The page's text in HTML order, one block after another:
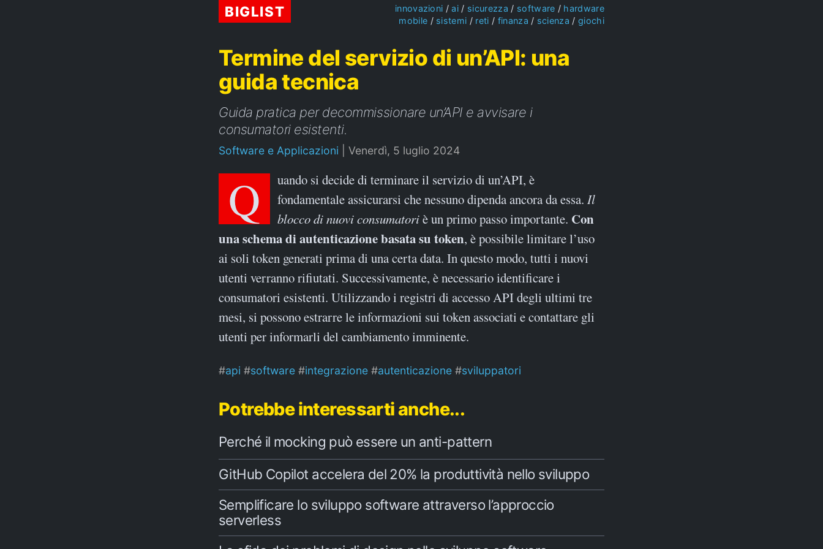
BIGLIST innovazioni ai sicurezza software
hardware
mobile
sistemi reti finanza scienza giochi
Termine del servizio di un’API: una
guida tecnica
Guida pratica per decommissionare un’API e avvisare i
consumatori esistenti.
Software e Applicazioni Venerdì, 5 luglio 2024
Q
uando si decide di terminare il servizio di un’API, è
fondamentale assicurarsi che nessuno dipenda ancora da essa. Il
blocco di nuovi consumatoriè un primo passo importante. Con
una schema di autenticazione basata su token, è possibile limitare l’uso
ai soli token generati prima di una certa data. In questo modo, tutti i nuovi
utenti verranno rifiutati. Successivamente, è necessario identificare i
consumatori esistenti. Utilizzando i registri di accesso API degli ultimi tre
mesi, si possono estrarre le informazioni sui token associati e contattare gli
utenti per informarli del cambiamento imminente.
api software integrazione autenticazione sviluppatori
Potrebbe interessarti anche...
Perché il mocking può essere un anti-pattern
GitHub Copilot accelera del 20% la produttività nello sviluppo
Semplificare lo sviluppo software attraverso l’approccio
serverless